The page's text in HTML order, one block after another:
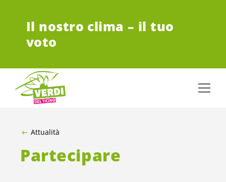
Il nostro clima – il tuo
voto
Attualità
Partecipare